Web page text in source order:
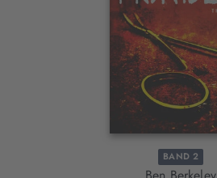
BAND 2